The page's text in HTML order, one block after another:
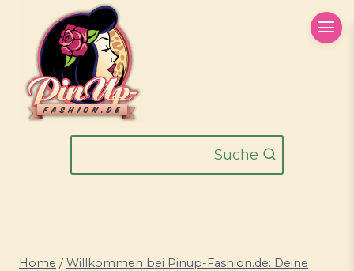
springen
Suche
Home / Willkommen bei Pinup-Fashion.de: Deine